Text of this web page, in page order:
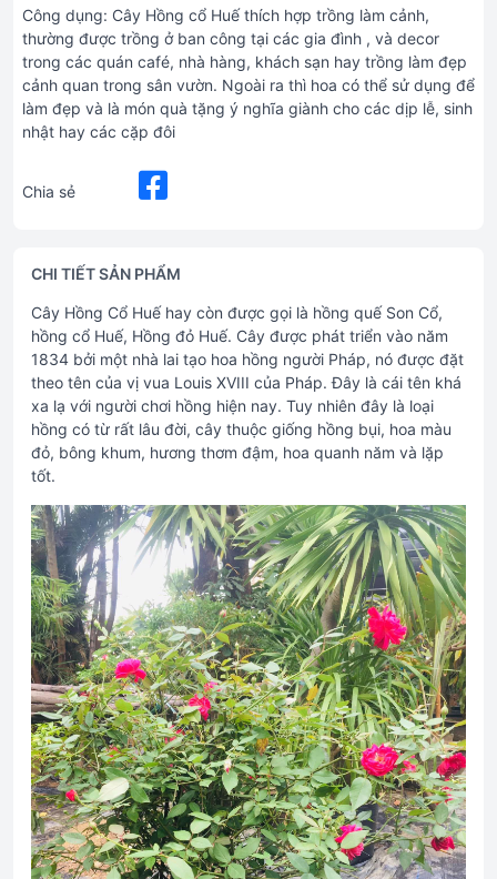
Công dụng: Cây Hồng cổ Huế thích hợp trồng làm cảnh,
thường được trồng ở ban công tại các gia đình , và decor
trong các quán café, nhà hàng, khách sạn hay trồng làm đẹp
cảnh quan trong sân vườn. Ngoài ra thì hoa có thể sử dụng để
làm đẹp và là món quà tặng ý nghĩa giành cho các dịp lễ, sinh
nhật hay các cặp đôi
Chia sẻ
CHI TIẾT SẢN PHẨM
Cây Hồng Cổ Huế hay còn được gọi là hồng quế Son Cổ,
hồng cổ Huế, Hồng đỏ Huế. Cây được phát triển vào năm
1834 bởi một nhà lai tạo hoa hồng người Pháp, nó được đặt
theo tên của vị vua Louis XVIII của Pháp. Đây là cái tên khá
xa lạ với người chơi hồng hiện nay. Tuy nhiên đây là loại
hồng có từ rất lâu đời, cây thuộc giống hồng bụi, hoa màu
đỏ, bông khum, hương thơm đậm, hoa quanh năm và lặp
tốt.